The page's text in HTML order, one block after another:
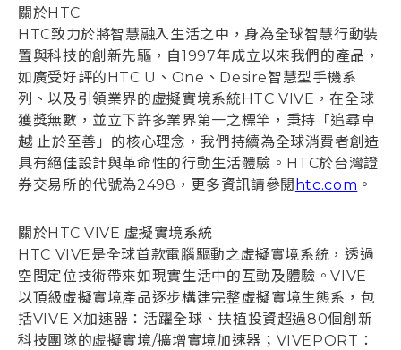
關於HTC
HTC致力於將智慧融入生活之中，身為全球智慧行動裝
置與科技的創新先驅，自1997年成立以來我們的產品，
如廣受好評的HTC U、One、Desire智慧型手機系
列、以及引領業界的虛擬實境系統HTC VIVE，在全球
獲獎無數，並立下許多業界第一之標竿，秉持「追尋卓
越 止於至善」的核心理念，我們持續為全球消費者創造
具有絕佳設計與革命性的行動生活體驗。HTC於台灣證
券交易所的代號為2498，更多資訊請參閱 htc.com 。
關於HTC VIVE 虛擬實境系統
HTC VIVE是全球首款電腦驅動之虛擬實境系統，透過
空間定位技術帶來如現實生活中的互動及體驗。VIVE
以頂級虛擬實境產品逐步構建完整虛擬實境生態系，包
括VIVE X加速器：活躍全球、扶植投資超過80個創新
科技團隊的虛擬實境/擴增實境加速器；VIVEPORT：